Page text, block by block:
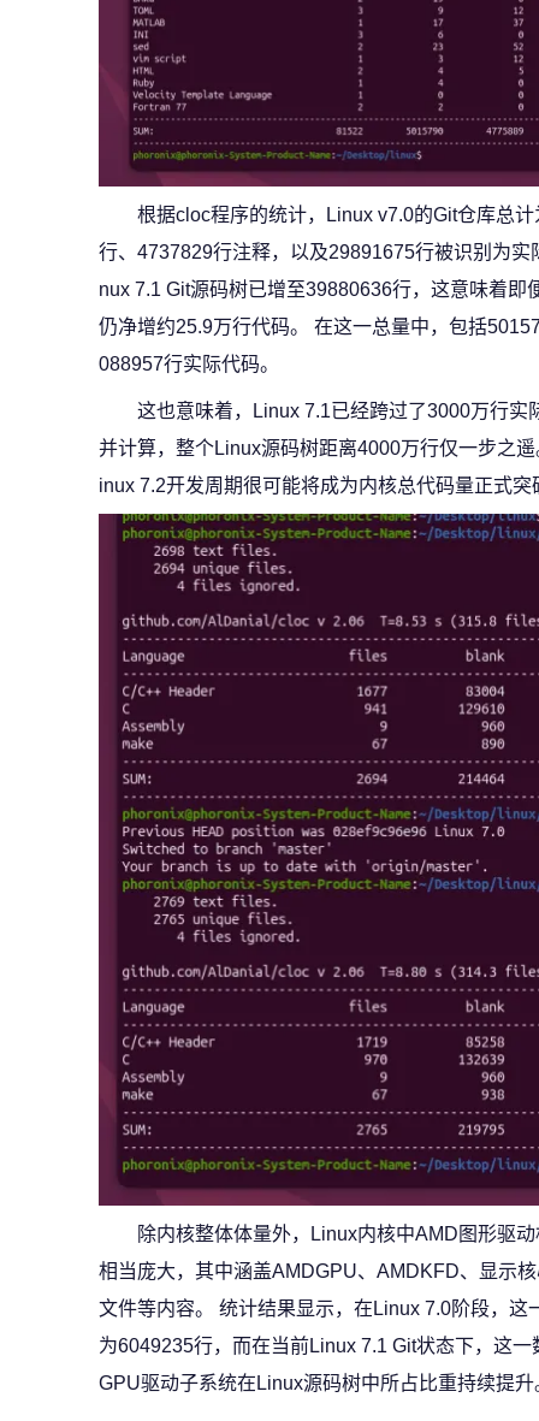
根据cloc程序的统计，Linux v7.0的Git仓库总
行、4737829行注释，以及29891675行被识别为
nux 7.1 Git源码树已增至39880636行，这意味着
仍净增约25.9万行代码。 在这一总量中，包括
088957行实际代码。
这也意味着，Linux 7.1已经跨过了3000万行
并计算，整个Linux源码树距离4000万行仅一步之
inux 7.2开发周期很可能将成为内核总代码量正式
除内核整体体量外，Linux内核中AMD图形驱
相当庞大，其中涵盖AMDGPU、AMDKFD、显示
文件等内容。 统计结果显示，在Linux 7.0阶段，
为6049235行，而在当前Linux 7.1 Git状态下，这
GPU驱动子系统在Linux源码树中所占比重持续提升